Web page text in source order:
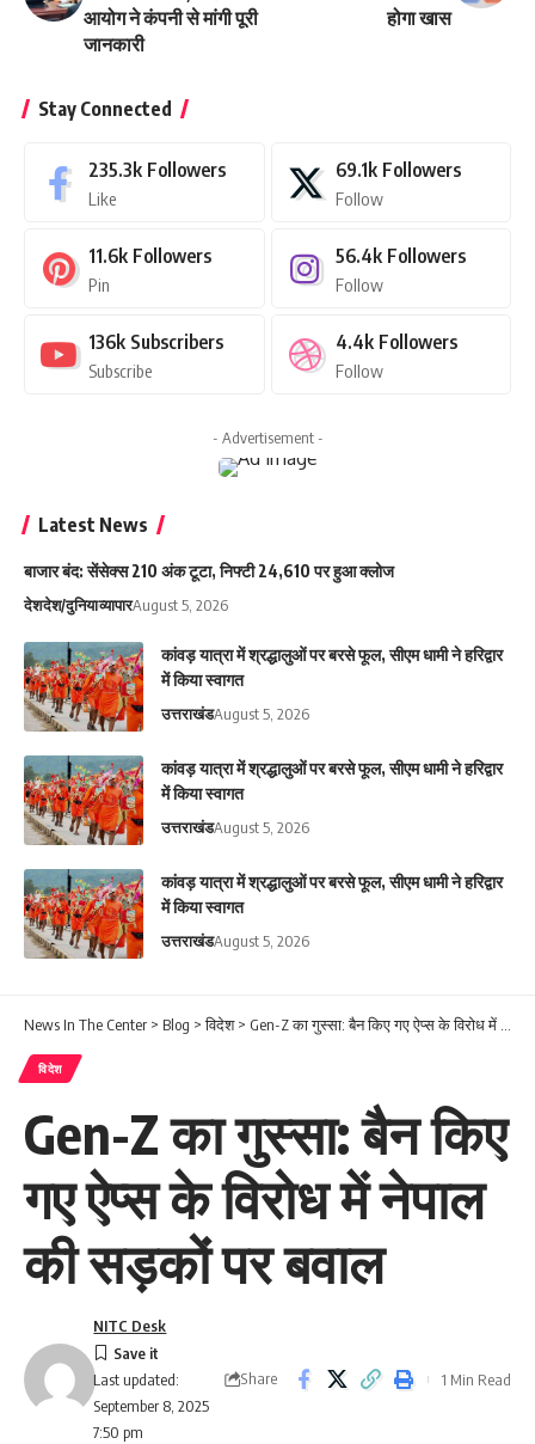
आयोग ने कंपनी से मांगी पूरी
जानकारी
होगा खास
Stay Connected
235.3k Followers
Like
69.1k Followers
Follow
11.6k Followers
Pin
56.4k Followers
Follow
136k Subscribers
Subscribe
4.4k Followers
Follow
- Advertisement -
Latest News
बाजार बंद: सेंसेक्स 210 अंक टूटा, निफ्टी 24,610 पर हुआ क्लोज
देशदेश/दुनियाव्यापारAugust 5, 2026
कांवड़ यात्रा में श्रद्धालुओं पर बरसे फूल, सीएम धामी ने हरिद्वार
में किया स्वागत
उत्तराखंडAugust 5, 2026
कांवड़ यात्रा में श्रद्धालुओं पर बरसे फूल, सीएम धामी ने हरिद्वार
में किया स्वागत
उत्तराखंडAugust 5, 2026
कांवड़ यात्रा में श्रद्धालुओं पर बरसे फूल, सीएम धामी ने हरिद्वार
में किया स्वागत
उत्तराखंडAugust 5, 2026
News In The Center > Blog >विदेश> Gen-Z का गुस्सा: बैन किए गए ऐप्स के विरोध में नेपाल की सड़कों पर बवाल
विदेश
Gen-Z का गुस्सा: बैन किए
गए ऐप्स के विरोध में नेपाल
की सड़कों पर बवाल
Last updated:
September 8, 2025
7:50 pm
NITC Desk
Share 1 Min Read